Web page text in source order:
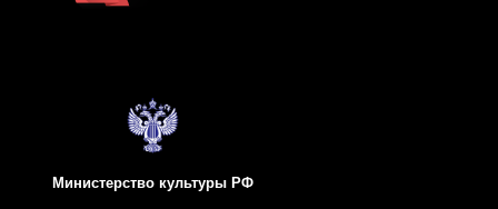
Министерство культуры РФ